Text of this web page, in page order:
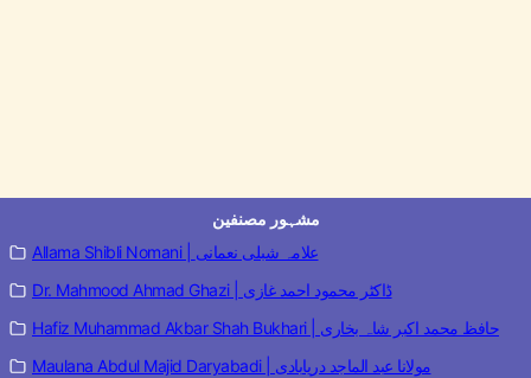
مشہور مصنفین
Allama Shibli Nomani | علامہ شبلی نعمانی
Dr. Mahmood Ahmad Ghazi | ڈاکٹر محمود احمد غازی
Hafiz Muhammad Akbar Shah Bukhari | حافظ محمد اکبر شاہ بخاری
Maulana Abdul Majid Daryabadi | مولانا عبد الماجد دریابادی